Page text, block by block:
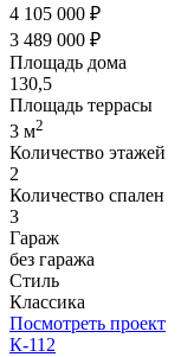
4 105 000 ₽
3 489 000 ₽
Площадь дома
130,5
Площадь террасы
3 м2
Количество этажей
2
Количество спален
3
Гараж
без гаража
Стиль
Классика
Посмотреть проект
К-112